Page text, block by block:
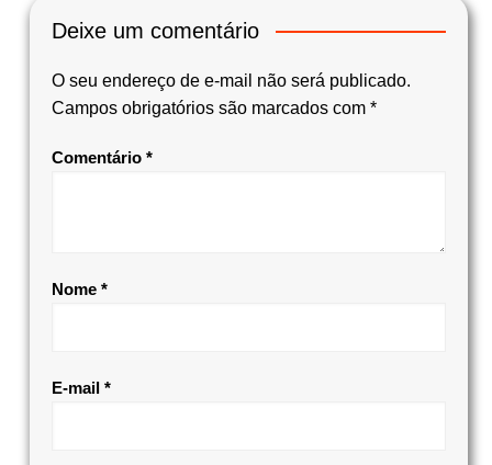
Deixe um comentário
O seu endereço de e-mail não será publicado.
Campos obrigatórios são marcados com *
Comentário *
Nome *
E-mail *